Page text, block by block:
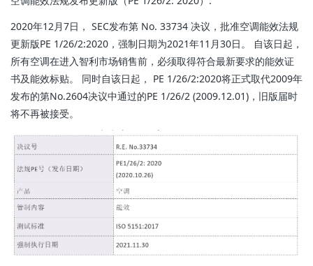
2020年12月7日， SEC发布第 No. 33734 决议，批准空调能效法规
更新版PE 1/26/2:2020，强制日期为2021年11月30日。 自该日起，
所有空调在进入智利市场销售前，必须取得符合最新要求的能效证
书及能效标贴。 同时自该日起， PE 1/26/2:2020将正式取代2009年
发布的第No.2604决议中通过的PE 1/26/2 (2009.12.01)，旧版届时
将不再被接受。